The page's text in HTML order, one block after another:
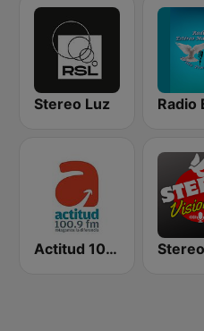
Stereo Luz
Actitud 100.9 FM